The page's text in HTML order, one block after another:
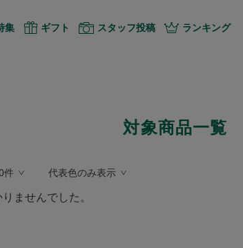
集 ギフト スタッフ投稿 ランキング
対象商品一覧
件 代表色のみ表示
ませんでした。